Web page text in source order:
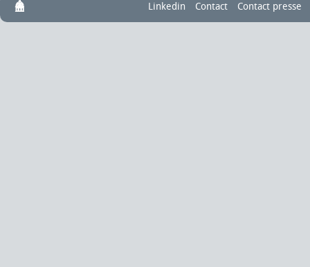
Linkedin Contact Contact presse